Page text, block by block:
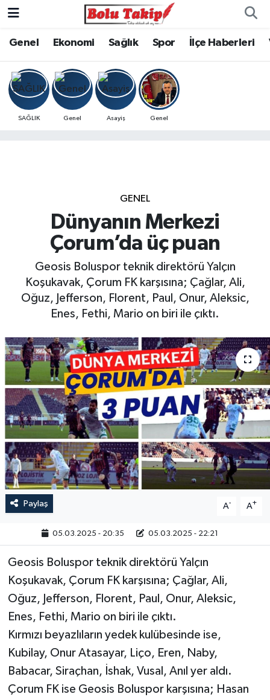
Genel Ekonomi Sağlık Spor İlçe Haberleri
SAĞLIK Genel Asayiş Genel
GENEL
Dünyanın Merkezi
Çorum’da üç puan
Geosis Boluspor teknik direktörü Yalçın
Koşukavak, Çorum FK karşısına; Çağlar, Ali,
Oğuz, Jefferson, Florent, Paul, Onur, Aleksic,
Enes, Fethi, Mario on biri ile çıktı.
Paylaş A- A+
05.03.2025 - 20:35 05.03.2025 - 22:21
Geosis Boluspor teknik direktörü Yalçın
Koşukavak, Çorum FK karşısına; Çağlar, Ali,
Oğuz, Jefferson, Florent, Paul, Onur, Aleksic,
Enes, Fethi, Mario on biri ile çıktı.
Kırmızı beyazlıların yedek kulübesinde ise,
Kubilay, Onur Atasayar, Liço, Eren, Naby,
Babacar, Siraçhan, İshak, Vusal, Anıl yer aldı.
Çorum FK ise Geosis Boluspor karşısına; Hasan